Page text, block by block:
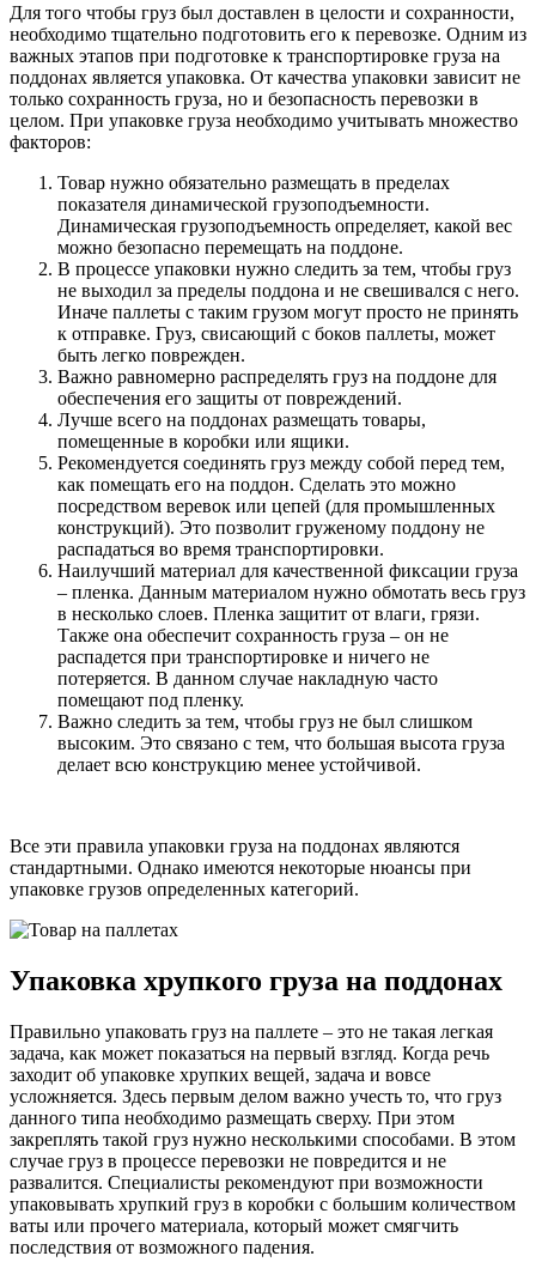
Для того чтобы груз был доставлен в целости и сохранности,
необходимо тщательно подготовить его к перевозке. Одним из
важных этапов при подготовке к транспортировке груза на
поддонах является упаковка. От качества упаковки зависит не
только сохранность груза, но и безопасность перевозки в
целом. При упаковке груза необходимо учитывать множество
факторов:
Товар нужно обязательно размещать в пределах
показателя динамической грузоподъемности.
Динамическая грузоподъемность определяет, какой вес
можно безопасно перемещать на поддоне.
В процессе упаковки нужно следить за тем, чтобы груз
не выходил за пределы поддона и не свешивался с него.
Иначе паллеты с таким грузом могут просто не принять
к отправке. Груз, свисающий с боков паллеты, может
быть легко поврежден.
Важно равномерно распределять груз на поддоне для
обеспечения его защиты от повреждений.
Лучше всего на поддонах размещать товары,
помещенные в коробки или ящики.
Рекомендуется соединять груз между собой перед тем,
как помещать его на поддон. Сделать это можно
посредством веревок или цепей (для промышленных
конструкций). Это позволит груженому поддону не
распадаться во время транспортировки.
Наилучший материал для качественной фиксации груза
– пленка. Данным материалом нужно обмотать весь груз
в несколько слоев. Пленка защитит от влаги, грязи.
Также она обеспечит сохранность груза – он не
распадется при транспортировке и ничего не
потеряется. В данном случае накладную часто
помещают под пленку.
Важно следить за тем, чтобы груз не был слишком
высоким. Это связано с тем, что большая высота груза
делает всю конструкцию менее устойчивой.
Все эти правила упаковки груза на поддонах являются
стандартными. Однако имеются некоторые нюансы при
упаковке грузов определенных категорий.
Упаковка хрупкого груза на поддонах
Правильно упаковать груз на паллете – это не такая легкая
задача, как может показаться на первый взгляд. Когда речь
заходит об упаковке хрупких вещей, задача и вовсе
усложняется. Здесь первым делом важно учесть то, что груз
данного типа необходимо размещать сверху. При этом
закреплять такой груз нужно несколькими способами. В этом
случае груз в процессе перевозки не повредится и не
развалится. Специалисты рекомендуют при возможности
упаковывать хрупкий груз в коробки с большим количеством
ваты или прочего материала, который может смягчить
последствия от возможного падения.